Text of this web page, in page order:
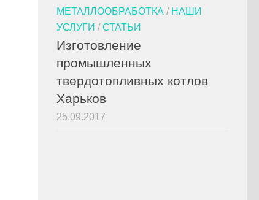
МЕТАЛЛООБРАБОТКА / НАШИ
УСЛУГИ / СТАТЬИ
Изготовление
промышленных
твердотопливных котлов
Харьков
25.09.2017